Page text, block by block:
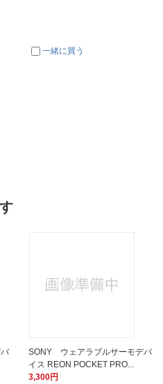
一緒に買う
SONY ウェアラブルサーモデバ
イス REON POCKET PRO...
3,300円